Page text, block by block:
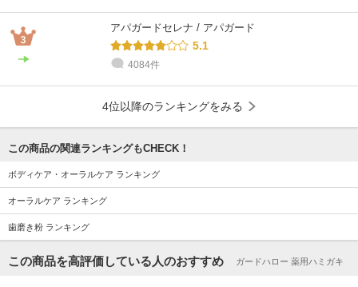
アパガードセレナ / アパガード
5.1
4084件
4位以降のランキングをみる
この商品の関連ランキングもCHECK！
ボディケア・オーラルケア ランキング
オーラルケア ランキング
歯磨き粉 ランキング
この商品を高評価している人のおすすめ ガードハロー 薬用ハミガキ